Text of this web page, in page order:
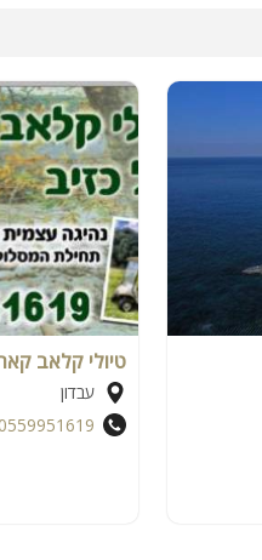
טיולי קלאב
עבדון